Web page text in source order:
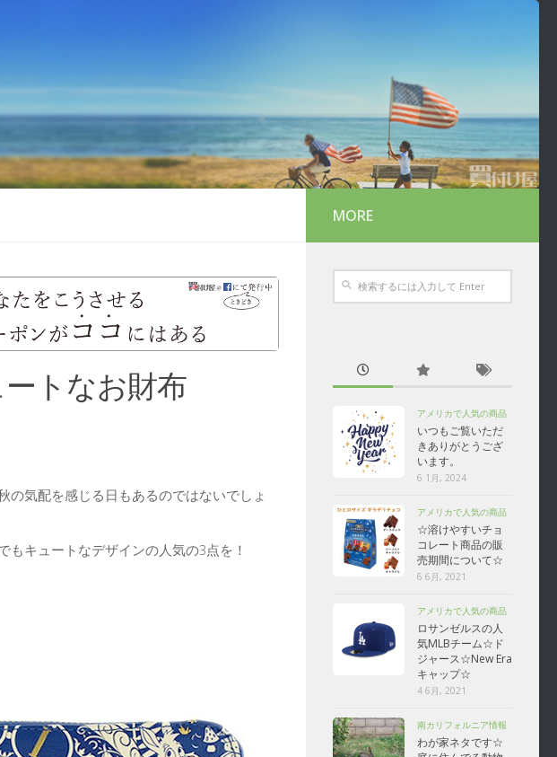
トなお財布
の気配を感じる日もあるのではないでしょ
キュートなデザインの人気の3点を！
MORE
アメリカで人気の商品
いつもご覧いただ
きありがとうござ
います。
6 1月, 2024
アメリカで人気の商品
☆溶けやすいチョ
コレート商品の販
売期間について☆
6 6月, 2021
アメリカで人気の商品
ロサンゼルスの人
気MLBチーム☆ド
ジャース☆New Era
キャップ☆
4 6月, 2021
南カリフォルニア情報
わが家ネタです☆